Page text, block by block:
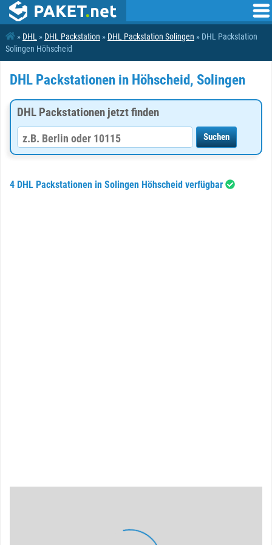
» DHL » DHL Packstation » DHL Packstation Solingen » DHL Packstation
Solingen Höhscheid
DHL Packstationen in Höhscheid, Solingen
DHL Packstationen jetzt finden
4 DHL Packstationen in Solingen Höhscheid verfügbar